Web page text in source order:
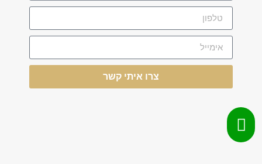
צרו איתי קשר